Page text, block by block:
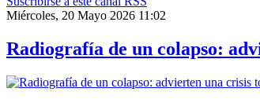
Miércoles, 20 Mayo 2026 11:02
Radiografía de un colapso: